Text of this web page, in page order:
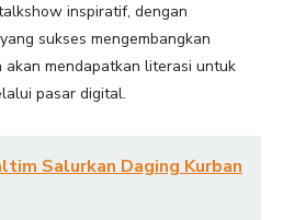
inspiratif, dengan
sukses mengembangkan
akan mendapatkan literasi untuk
pasar digital.
Salurkan Daging Kurban